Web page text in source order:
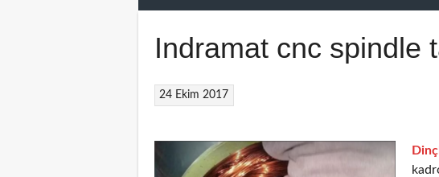
Indramat cnc spindle
24 Ekim 2017